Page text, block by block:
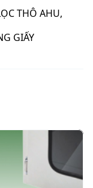
THÔ AHU,
GIẤY